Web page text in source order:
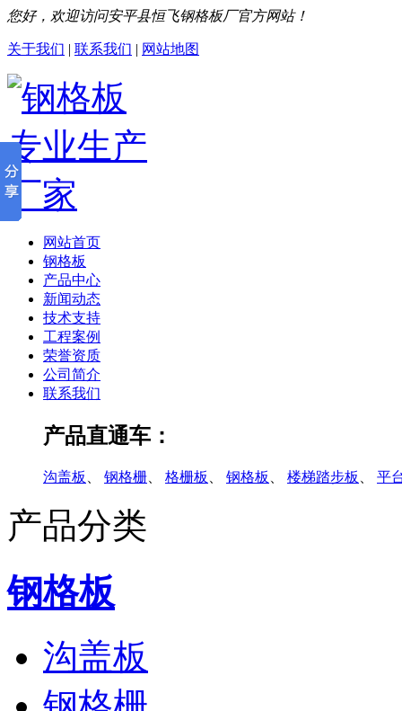
您好，欢迎访问安平县恒飞钢格板厂官方网站！
关于我们 | 联系我们 | 网站地图
网站首页
钢格板
产品中心
新闻动态
技术支持
工程案例
荣誉资质
公司简介
联系我们
产品直通车：
沟盖板 钢格栅 格栅板 钢格板 楼梯踏步板 平
产品分类
钢格板
沟盖板